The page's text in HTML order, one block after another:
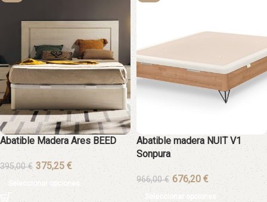
Abatible Madera Ares BEED
395,00€ €
Seleccionar opciones
Abatible madera NUIT V1
Sonpura
966,00€ €
Seleccionar opciones